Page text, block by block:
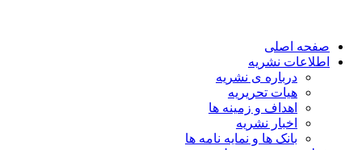
صفحه اصلی
اطلاعات نشریه
درباره ی نشریه
هیات تحریریه
اهداف و زمینه ها
اخبار نشریه
بانک ها و نمایه نامه ها